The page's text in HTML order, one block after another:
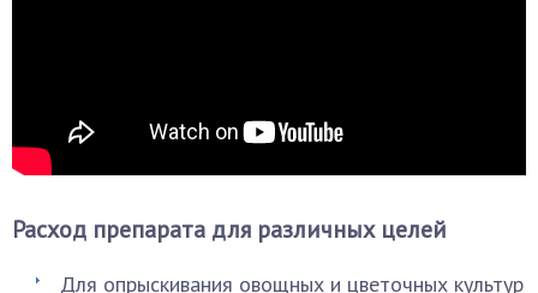
Расход препарата для различных целей
Для опрыскивания овощных и цветочных культур